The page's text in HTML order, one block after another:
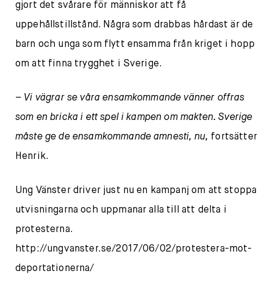
gjort det svårare för människor att få
uppehållstillstånd. Några som drabbas hårdast är de
barn och unga som flytt ensamma från kriget i hopp
om att finna trygghet i Sverige.
– Vi vägrar se våra ensamkommande vänner offras
som en bricka i ett spel i kampen om makten. Sverige
måste ge de ensamkommande amnesti, nu, fortsätter
Henrik.
Ung Vänster driver just nu en kampanj om att stoppa
utvisningarna och uppmanar alla till att delta i
protesterna.
http://ungvanster.se/2017/06/02/protestera-mot-
deportationerna/